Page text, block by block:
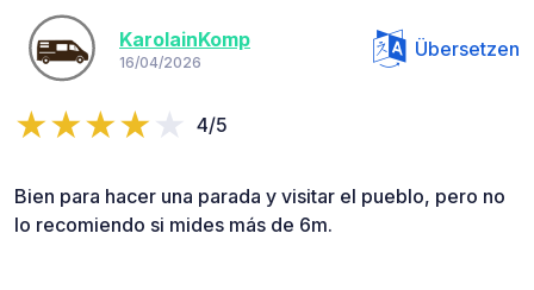
KarolainKomp
16/04/2026
Übersetzen
4/5
Bien para hacer una parada y visitar el pueblo, pero no
lo recomiendo si mides más de 6m.